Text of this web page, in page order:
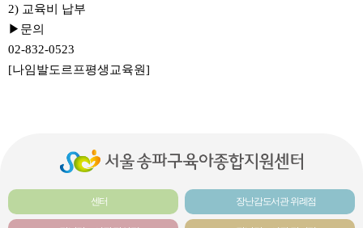
2) 교육비 납부
▶문의
02-832-0523
[나임발도르프평생교육원]
센터 장난감도서관 위례점